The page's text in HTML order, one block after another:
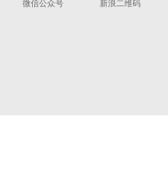
微信公众号 新浪二维码